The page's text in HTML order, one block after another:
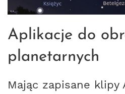
Aplikacje do
planetarnych
Mając zapisane klipy